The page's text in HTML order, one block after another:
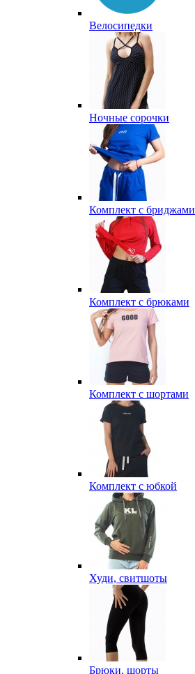
Велосипедки
Ночные сорочки
Комплект с бриджами
Комплект с брюками
Комплект с шортами
Комплект с юбкой
Худи, свитшоты
Брюки, шорты